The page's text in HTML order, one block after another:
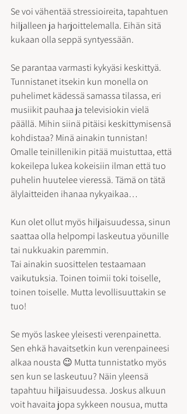
Se voi vähentää stressioireita, tapahtuen
hiljalleen ja harjoittelemalla. Eihän sitä
kukaan olla seppä syntyessään.
Se parantaa varmasti kykyäsi keskittyä.
Tunnistanet itsekin kun monella on
puhelimet kädessä samassa tilassa, eri
musiikit pauhaa ja televisiokin vielä
päällä. Mihin siinä pitäisi keskittymisensä
kohdistaa? Minä ainakin tunnistan!
Omalle teinillenikin pitää muistuttaa, että
kokeilepa lukea kokeisiin ilman että tuo
puhelin huutelee vieressä. Tämä on tätä
älylaitteiden ihanaa nykyaikaa…
Kun olet ollut myös hiljaisuudessa, sinun
saattaa olla helpompi laskeutua yöunille
tai nukkuakin paremmin.
Tai ainakin suosittelen testaamaan
vaikutuksia. Toinen toimii toki toiselle,
toinen toiselle. Mutta levollisuuttakin se
tuo!
Se myös laskee yleisesti verenpainetta.
Sen ehkä havaitsetkin kun verenpaineesi
alkaa nousta 😉 Mutta tunnistatko myös
sen kun se laskeutuu? Näin yleensä
tapahtuu hiljaisuudessa. Joskus alkuun
voit havaita jopa sykkeen nousua, mutta